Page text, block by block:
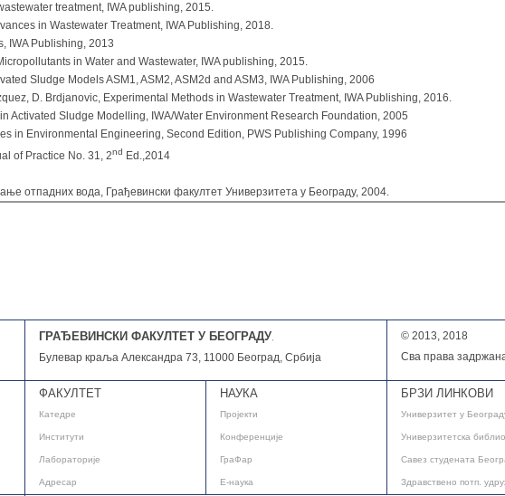
treatment, IWA publishing, 2015.
in Wastewater Treatment, IWA Publishing, 2018.
IWA Publishing, 2013
in Water and Wastewater, IWA publishing, 2015.
Sludge Models ASM1, ASM2, ASM2d and ASM3, IWA Publishing, 2006
D. Brdjanovic, Experimental Methods in Wastewater Treatment, IWA Publishing, 2016.
Activated Sludge Modelling, IWA/Water Environment Research Foundation, 2005
in Environmental Engineering, Second Edition, PWS Publishing Company, 1996
of Practice No. 31, 2nd Ed.,2014
отпадних вода, Грађевински факултет Универзитета у Београду, 2004.
ГРАЂЕВИНСКИ ФАКУЛТЕТ У БЕОГРАДУ
Булевар краља Александра 73, 11000 Београд, Србија
© 2013, 2018
Сва права
ФАКУЛТЕТ НАУКА БРЗИ ЛИНКОВИ
Катедре Пројекти Универзитет у
Институти Конференције Универзитетска
Лабораторије ГраФар Савез студената
Адресар E-наука Здравствено потп.